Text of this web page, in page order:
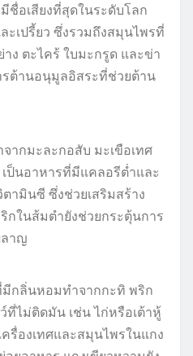
ชื่อเสียงที่สุดในระดับโลก
ะเปรี้ยว ซึ่งรวมถึงสมุนไพรที่
ง ตะไคร้ ใบมะกรูด และข่า
ต้านอนุมูลอิสระที่ช่วยต้าน
ากมะละกอสับ มะเขือเทศ
ป็นอาหารที่มีแคลอรีต่ำและ
ามินซี ซึ่งช่วยเสริมสร้าง
ในส้มตำยังช่วยกระตุ้นการ
ลาญ
มีกลิ่นหอมทำจากกะทิ พริก
ที่ไม่ติดมัน เช่น ไก่หรือเต้าหู้
องเทศและสมุนไพรในแกง